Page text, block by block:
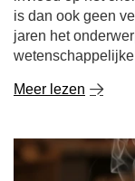
Meer lezen